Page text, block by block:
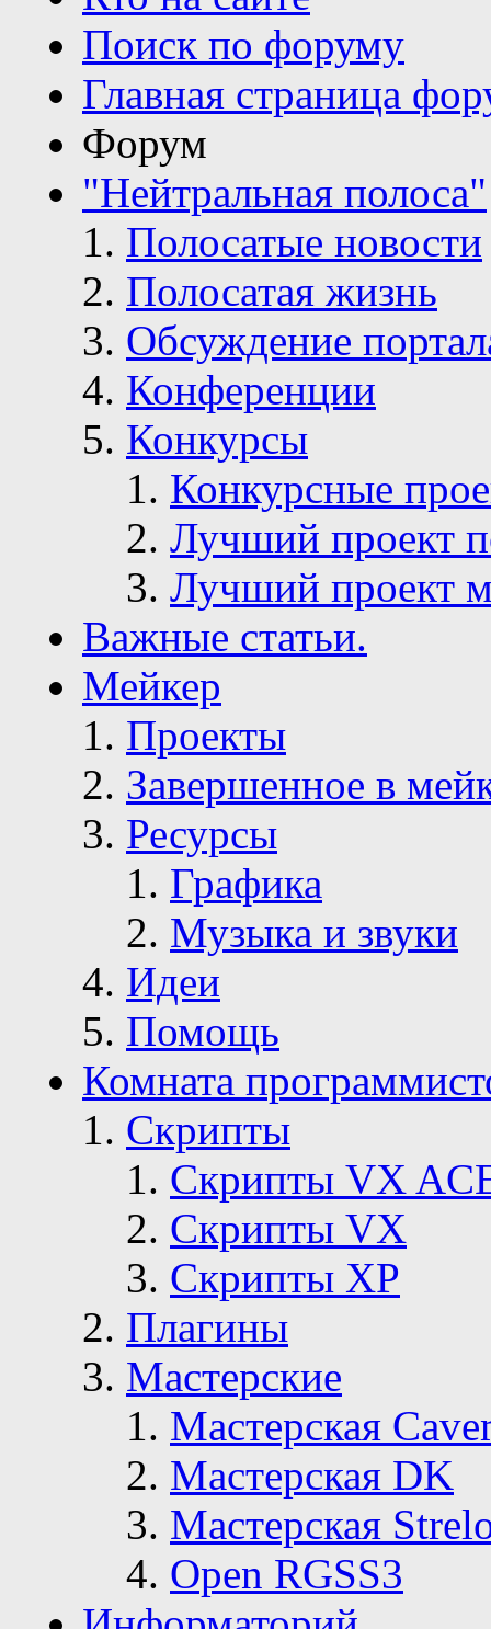
Поиск по форуму
Главная страница
Форум
"Нейтральная полоса"
Полосатые новости
Полосатая жизнь
Обсуждение
Конференции
Конкурсы
Конкурсные
Лучший проект
Лучший проект
Важные статьи.
Мейкер
Проекты
Завершенное в
Ресурсы
Графика
Музыка и звуки
Идеи
Помощь
Комната
Скрипты
Скрипты VX
Скрипты VX
Скрипты ХР
Плагины
Мастерские
Мастерская
Мастерская DK
Мастерская
Open RGSS3